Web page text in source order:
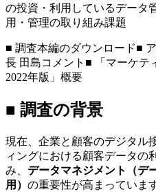
の投資・利用しているデータ
用・管理の取り組み課題
■ 調査本編のダウンロード■
長 田島コメント■ 「マーケテ
2022年版」概要
■ 調査の背景
現在、企業と顧客のデジタル
ィングにおける顧客データの
み、 データマネジメント（デ
用） の重要性が高まっていま